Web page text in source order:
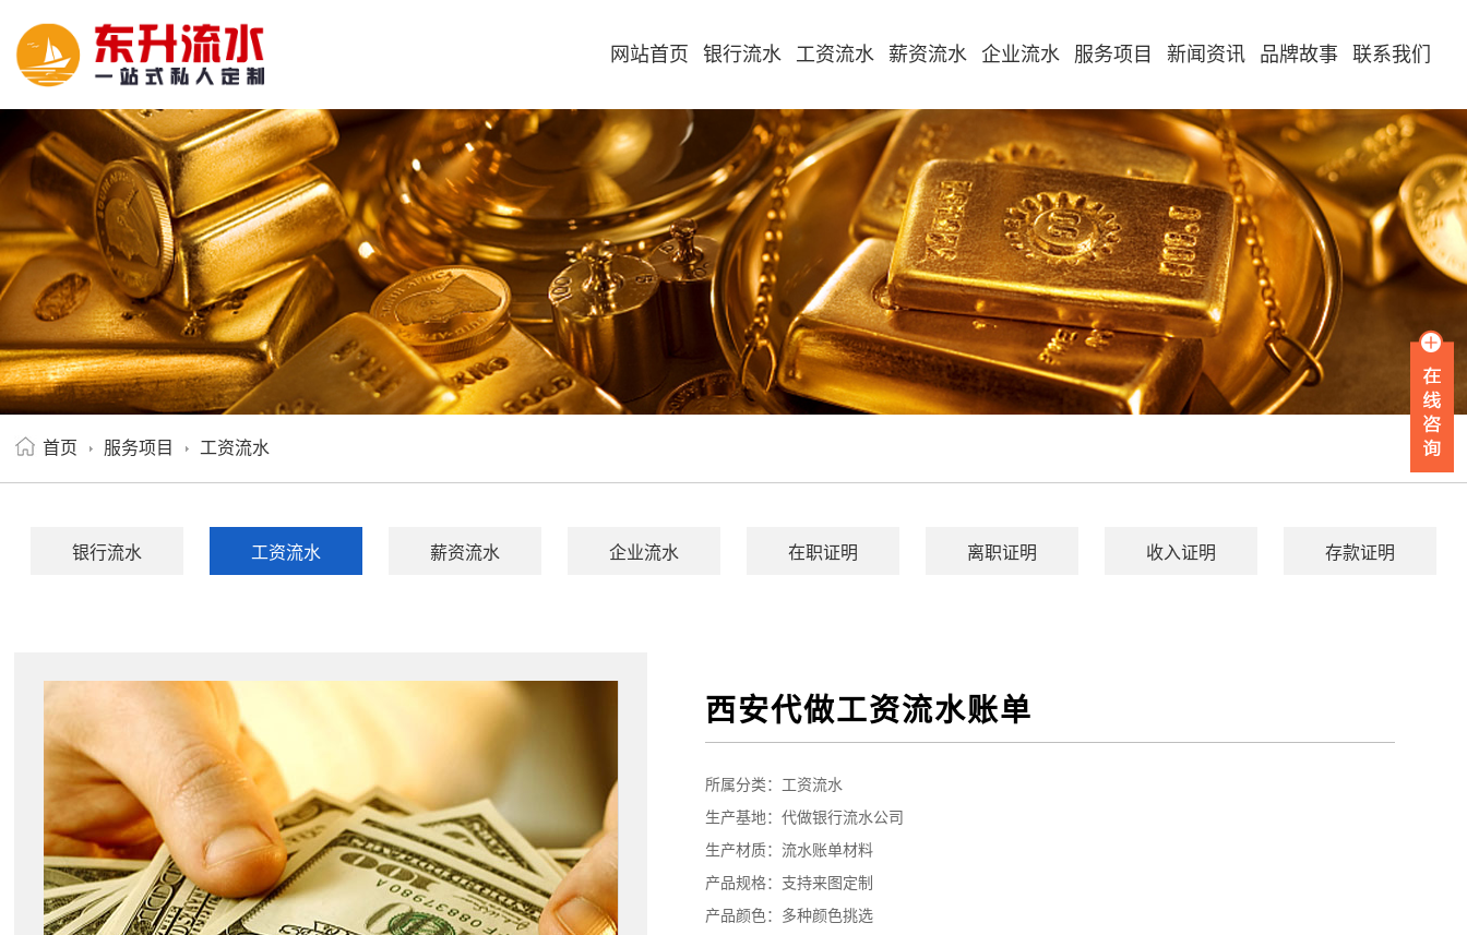
网站首页 银行流水 工资流水 薪资流水 企业流水 服务项目 新闻资讯 品牌故事 联系我们
首页 服务项目 工资流水
银行流水 工资流水 薪资流水 企业流水 在职证明 离职证明 收入证明 存款证明
西安代做工资流水账单
所属分类： 工资流水
生产基地：代做银行流水公司
生产材质：流水账单材料
产品规格：支持来图定制
产品颜色：多种颜色挑选